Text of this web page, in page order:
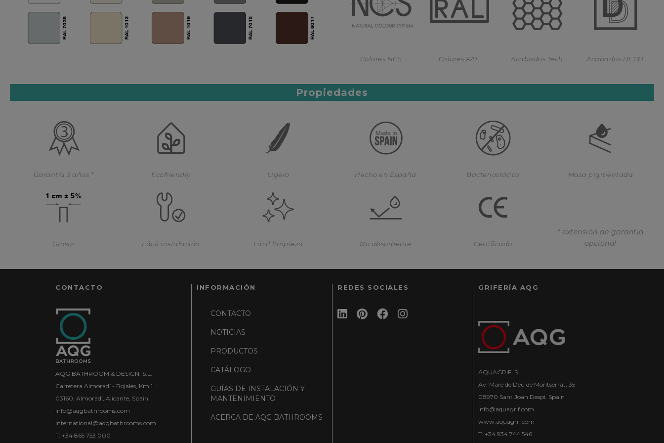
Colores NCS Colores RAL Acabados Tech Acabados DECO
Propiedades
Garantía 3 años * Ecofriendly Ligero Hecho en España Bacteriostático
Grosor Fácil instalación Fácil limpieza No absorbente Certificado
Masa pigmentada
* extensión de garantía
opcional
CONTACTO
AQG BATHROOM & DESIGN, S.L.
Carretera Almoradí - Rojales, Km 1
03160, Almoradí, Alicante, Spain
info@aqgbathrooms.com
international@aqgbathrooms.com
T: +34 865 753 000
INFORMACIÓN
CONTACTO
NOTICIAS
PRODUCTOS
CATÁLOGO
GUÍAS DE INSTALACIÓN Y
MANTENIMIENTO
ACERCA DE AQG BATHROOMS
REDES SOCIALES GRIFERÍA AQG
AQUAGRIF, S.L.
Av. Mare de Deu de Montserrat, 35
08970 Sant Joan Despi, Spain
info@aquagrif.com
www.aquagrif.com
T: +34 934 744 546